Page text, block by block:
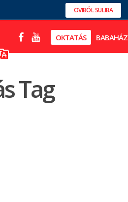
OVIBÓL SULIBA
OKTATÁS BABAHÁZ
Tag